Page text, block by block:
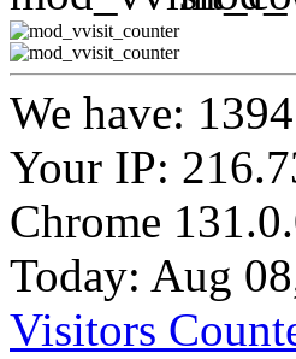
We have:
Your IP:
Chrome
Today: Aug
Visitors